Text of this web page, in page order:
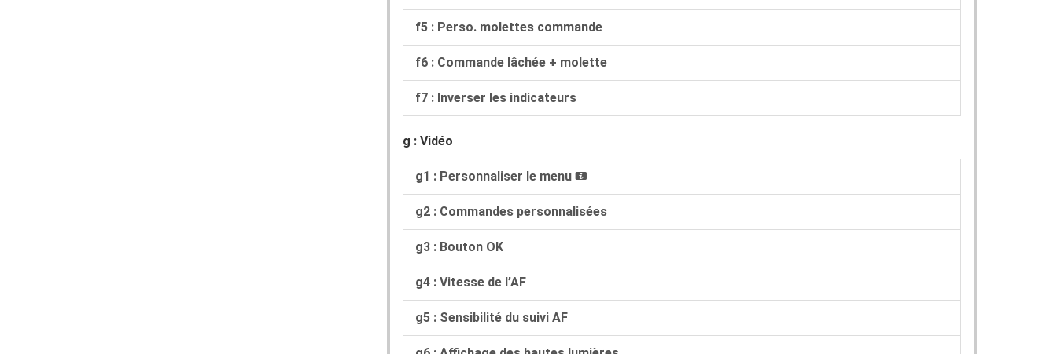
f5 : Perso. molettes commande
f6 : Commande lâchée + molette
f7 : Inverser les indicateurs
g : Vidéo
g1 : Personnaliser le menu i
g2 : Commandes personnalisées
g3 : Bouton OK
g4 : Vitesse de l’AF
g5 : Sensibilité du suivi AF